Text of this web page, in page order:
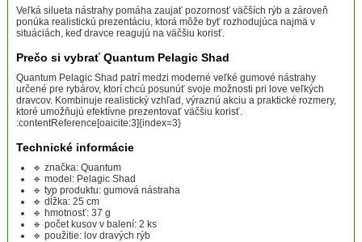
Veľká silueta nástrahy pomáha zaujať pozornosť väčších rýb a zároveň
ponúka realistickú prezentáciu, ktorá môže byť rozhodujúca najmä v
situáciách, keď dravce reagujú na väčšiu korisť.
Prečo si vybrať Quantum Pelagic Shad
Quantum Pelagic Shad patrí medzi moderné veľké gumové nástrahy
určené pre rybárov, ktorí chcú posunúť svoje možnosti pri love veľkých
dravcov. Kombinuje realistický vzhľad, výraznú akciu a praktické rozmery,
ktoré umožňujú efektívne prezentovať väčšiu korisť.
:contentReference[oaicite:3]{index=3}
Technické informácie
🔹 značka: Quantum
🔹 model: Pelagic Shad
🔹 typ produktu: gumová nástraha
🔹 dĺžka: 25 cm
🔹 hmotnosť: 37 g
🔹 počet kusov v balení: 2 ks
🔹 použitie: lov dravých rýb